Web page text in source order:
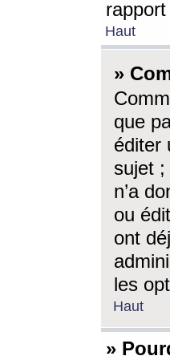
Haut
»
que
éditer
sujet
n’a
ou
ont
les
Haut
»